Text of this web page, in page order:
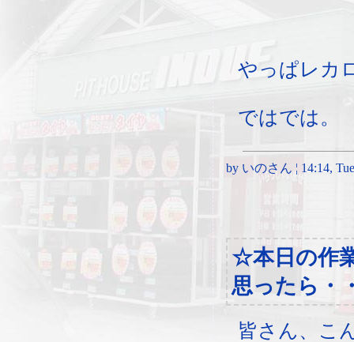
やっぱレカ
ではでは。
by いのさん ¦ 14:14,
☆本日の作
思ったら・
皆さん、こ